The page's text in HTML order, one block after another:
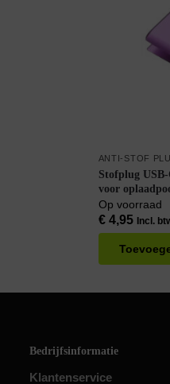
ANTI-STOF
Stofplug
voor
Smartphone/
Op voorraad
€4,95 Incl.
Bedrijfsinformatie
Klantenservice